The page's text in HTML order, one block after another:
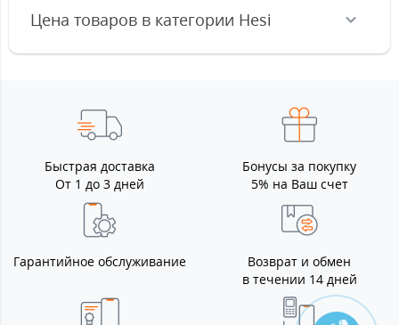
Цена товаров в категории Hesi
Быстрая доставка
От 1 до 3 дней
Бонусы за покупку
5% на Ваш счет
Гарантийное обслуживание
Возврат и обмен
в течении 14 дней